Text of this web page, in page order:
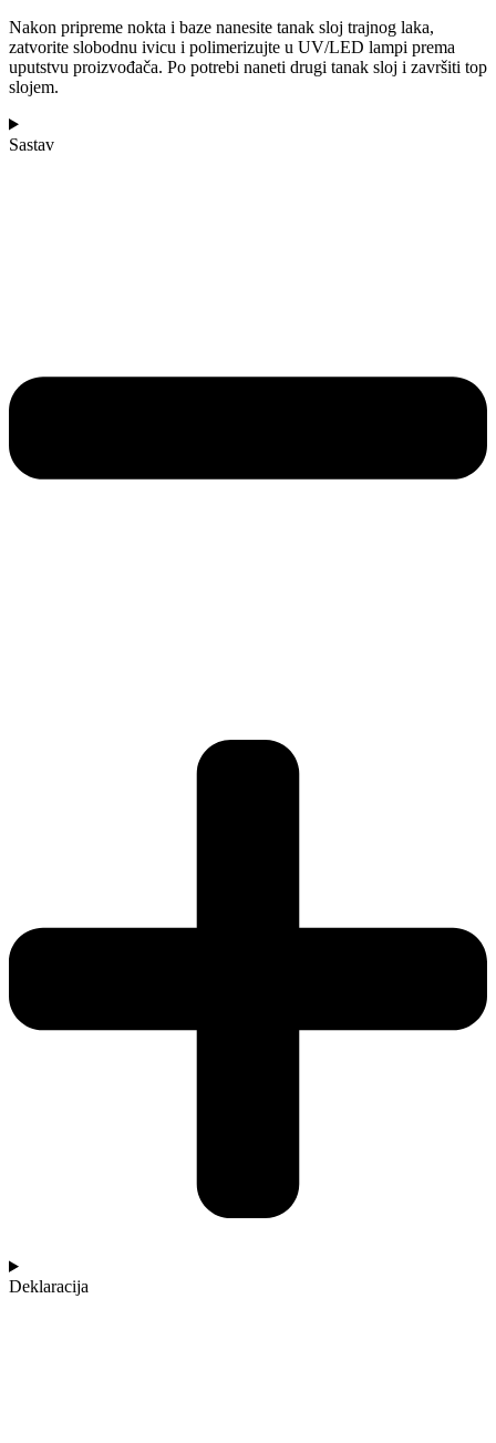
Nakon pripreme nokta i baze nanesite tanak sloj trajnog laka,
zatvorite slobodnu ivicu i polimerizujte u UV/LED lampi prema
uputstvu proizvođača. Po potrebi naneti drugi tanak sloj i završiti top
slojem.
Sastav
Deklaracija